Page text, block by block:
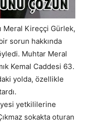
Meral Kireççi Gürlek,
sorun hakkında
Muhtar Meral
Kemal Caddesi 63.
yolda, özellikle
yetkililerine
sokakta oturan